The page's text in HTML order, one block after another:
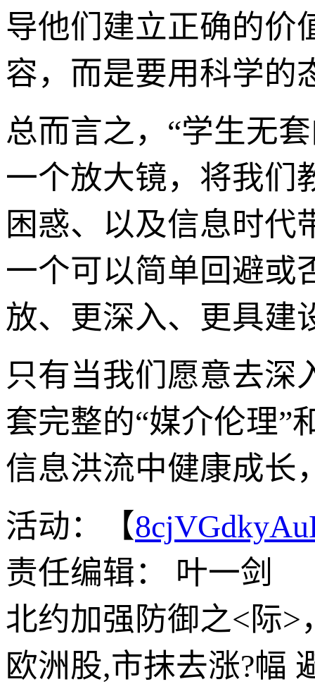
导他们建立正确的价
容，而是要用科学的
总而言之，“学生无
一个放大镜，将我们
困惑、以及信息时代
一个可以简单回避或
放、更深入、更具建
只有当我们愿意去深
套完整的“媒介伦理”
信息洪流中健康成长
活动：【
责任编辑： 叶一剑
北约加强防御之<际>
欧洲股,市抹去涨?幅